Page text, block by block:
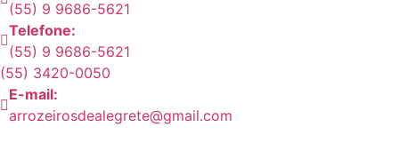
(55) 9 9686-5621
Telefone:
(55) 9 9686-5621
(55) 3420-0050
E-mail:
arrozeirosdealegrete@gmail.com